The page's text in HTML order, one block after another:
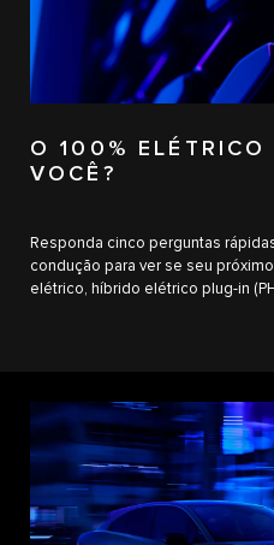
O 100% ELÉTRICO
VOCÊ?
Responda cinco perguntas
condução para ver se seu
elétrico, híbrido elétrico plug-in